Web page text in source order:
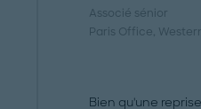
Associé sénior
Paris Office,
Bien qu'une